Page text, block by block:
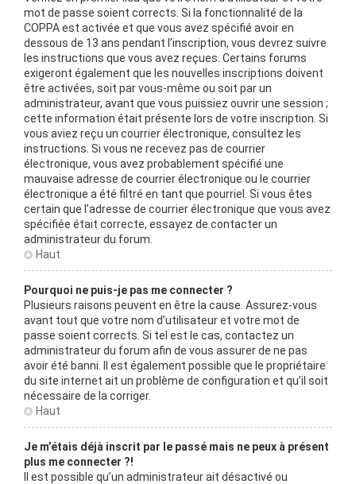
mot de passe soient corrects. Si la fonctionnalité de la
COPPA est activée et que vous avez spécifié avoir en
dessous de 13 ans pendant l’inscription, vous devrez suivre
les instructions que vous avez reçues. Certains forums
exigeront également que les nouvelles inscriptions doivent
être activées, soit par vous-même ou soit par un
administrateur, avant que vous puissiez ouvrir une session ;
cette information était présente lors de votre inscription. Si
vous aviez reçu un courrier électronique, consultez les
instructions. Si vous ne recevez pas de courrier
électronique, vous avez probablement spécifié une
mauvaise adresse de courrier électronique ou le courrier
électronique a été filtré en tant que pourriel. Si vous êtes
certain que l’adresse de courrier électronique que vous avez
spécifiée était correcte, essayez de contacter un
administrateur du forum.
Haut
Pourquoi ne puis-je pas me connecter ?
Plusieurs raisons peuvent en être la cause. Assurez-vous
avant tout que votre nom d’utilisateur et votre mot de
passe soient corrects. Si tel est le cas, contactez un
administrateur du forum afin de vous assurer de ne pas
avoir été banni. Il est également possible que le propriétaire
du site internet ait un problème de configuration et qu’il soit
nécessaire de la corriger.
Haut
Je m’étais déjà inscrit par le passé mais ne peux à présent
plus me connecter ?!
Il est possible qu’un administrateur ait désactivé ou